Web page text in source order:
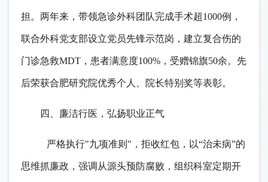
担。两年来，带领急诊外科团队完成手术超1000例，
联合外科党支部设立党员先锋示范岗，建立复合伤的
门诊急救MDT，患者满意度100%，受赠锦旗50余。先
后荣获合肥研究院优秀个人、院长特别奖等表彰。
四、廉洁行医，弘扬职业正气
严格执行"九项准则"，拒收红包，以“治未病”的
思维抓廉政，强调从源头预防腐败，组织科室定期开